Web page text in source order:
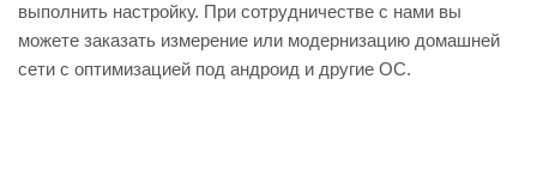
выполнить настройку. При сотрудничестве с нами вы
можете заказать измерение или модернизацию домашней
сети с оптимизацией под андроид и другие ОС.